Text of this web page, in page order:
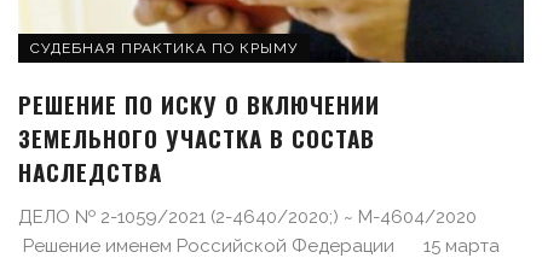
СУДЕБНАЯ ПРАКТИКА ПО КРЫМУ
РЕШЕНИЕ ПО ИСКУ О ВКЛЮЧЕНИИ
ЗЕМЕЛЬНОГО УЧАСТКА В СОСТАВ
НАСЛЕДСТВА
ДЕЛО № 2-1059/2021 (2-4640/2020;) ~ М-4604/2020
Решение именем Российской Федерации 15 марта